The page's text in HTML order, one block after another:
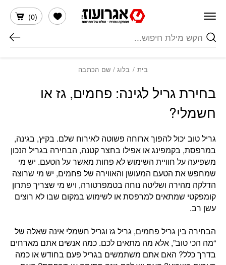
חיפוש
(
0
)
הרשימה שלי
בית / בלוג/ שם הכתבה
בחירת גריל לגינה: פחמים, גז או
חשמלי?
גריל טוב יכול להפוך ארוחה פשוטה לאירוח שלם. בקיץ, בגינה,
במרפסת, בקמפינג או אפילו בחצר קטנה, הבחירה בגריל הנכון
משפיעה על חוויית השימוש לא פחות מאשר על הטעם. יש מי
שמחפש את הטעם המעושן והאווירה של פחמים, יש מי שרוצה
הדלקה מהירה ושליטה נוחה בטמפרטורה, ויש מי שצריך פתרון
קומפקטי שמתאים למרפסת או לשימוש במקום שבו לא רוצים
עשן רב.
הבחירה בין גריל פחמים, גריל גז וגריל חשמלי אינה שאלה של
“מה הכי טוב”, אלא מה מתאים לכם. כמה אנשים אתם מארחים
בדרך כלל? האם אתם משתמשים בגריל פעם בחודש או כמה